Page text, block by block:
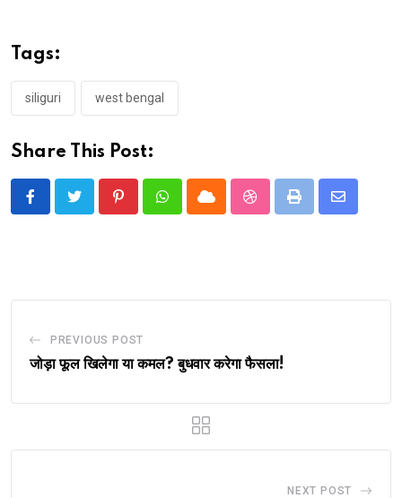
Tags:
siliguri west bengal
Share This Post:
PinterestWhatsappCloud StumbleUpon
Print
Share
PREVIOUS POST
जोड़ा फूल खिलेगा या कमल? बुधवार करेगा फैसला!
NEXT POST